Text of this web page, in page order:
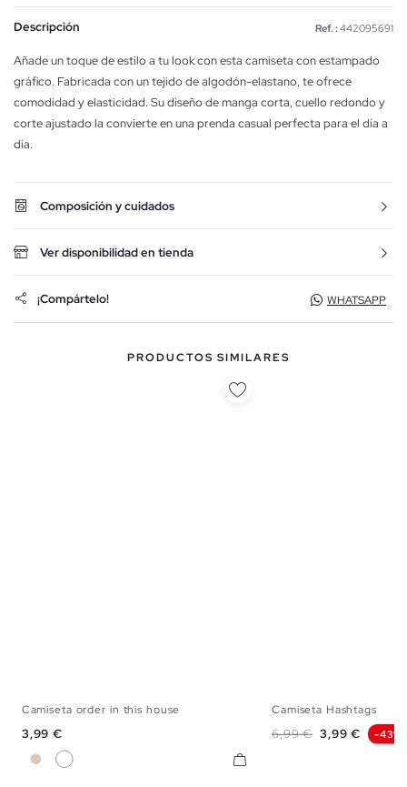
Descripción Ref. : 442095691
Añade un toque de estilo a tu look con esta camiseta con estampado
gráfico. Fabricada con un tejido de algodón-elastano, te ofrece
comodidad y elasticidad. Su diseño de manga corta, cuello redondo y
corte ajustado la convierte en una prenda casual perfecta para el día a
día.
Composición y cuidados
Ver disponibilidad en tienda
¡Compártelo! WHATSAPP
PRODUCTOS SIMILARES
Camiseta order in this house
Precio
3,99 €
Blanco Roto
Gris Oscuro
M
Camiseta Hashtags
Precio base
6,99 € Precio
3,99 € -43%